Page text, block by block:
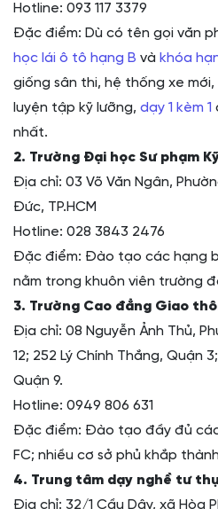
Hotline: 093 117 3379
Đặc điểm: Dù có tên gọi văn
học lái ô tô hạng B và khóa
giống sân thi, hệ thống xe
luyện tập kỹ lưỡng, dạy 1 kèm 1
nhất.
2. Trường Đại học Sư phạm
Địa chỉ: 03 Võ Văn Ngân,
Đức, TP.HCM
Hotline: 028 3843 2476
Đặc điểm: Đào tạo các hạng
nằm trong khuôn viên trường
3. Trường Cao đẳng Giao
Địa chỉ: 08 Nguyễn Ảnh Thủ,
12; 252 Lý Chính Thắng, Quận
Quận 9.
Hotline: 0949 806 631
Đặc điểm: Đào tạo đầy đủ các
FC; nhiều cơ sở phủ khắp
4. Trung tâm dạy nghề tư
Địa chỉ: 32/1 Cầu Dây, xã Hòa